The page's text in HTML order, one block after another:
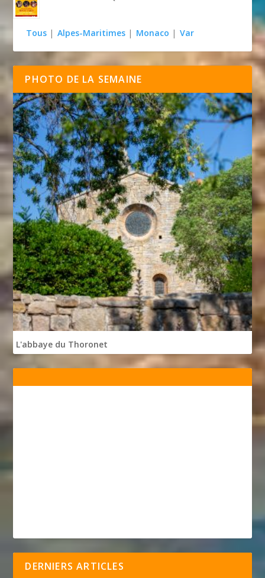
Tous | Alpes-Maritimes | Monaco | Var
PHOTO DE LA SEMAINE
L'abbaye du Thoronet
DERNIERS ARTICLES